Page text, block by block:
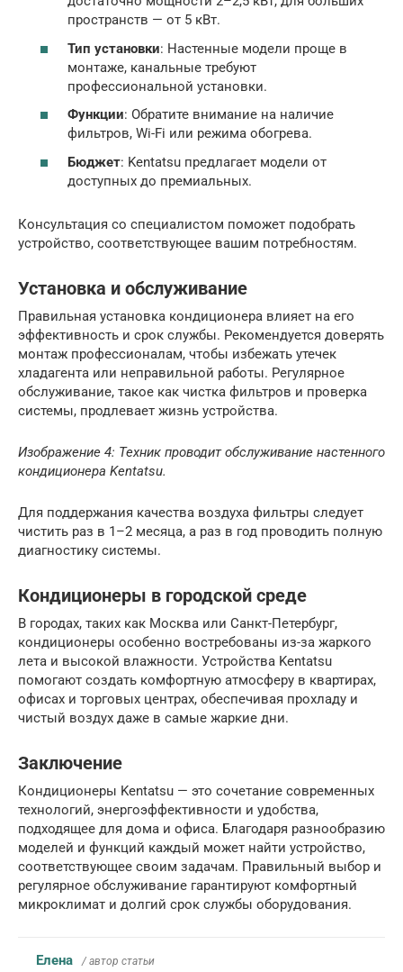
пространств — от 5 кВт.
Тип установки: Настенные модели проще в
монтаже, канальные требуют
профессиональной установки.
Функции: Обратите внимание на наличие
фильтров, Wi-Fi или режима обогрева.
Бюджет: Kentatsu предлагает модели от
доступных до премиальных.
Консультация со специалистом поможет подобрать
устройство, соответствующее вашим потребностям.
Установка и обслуживание
Правильная установка кондиционера влияет на его
эффективность и срок службы. Рекомендуется доверять
монтаж профессионалам, чтобы избежать утечек
хладагента или неправильной работы. Регулярное
обслуживание, такое как чистка фильтров и проверка
системы, продлевает жизнь устройства.
Изображение 4: Техник проводит обслуживание настенного
кондиционера Kentatsu.
Для поддержания качества воздуха фильтры следует
чистить раз в 1–2 месяца, а раз в год проводить полную
диагностику системы.
Кондиционеры в городской среде
В городах, таких как Москва или Санкт-Петербург,
кондиционеры особенно востребованы из-за жаркого
лета и высокой влажности. Устройства Kentatsu
помогают создать комфортную атмосферу в квартирах,
офисах и торговых центрах, обеспечивая прохладу и
чистый воздух даже в самые жаркие дни.
Заключение
Кондиционеры Kentatsu — это сочетание современных
технологий, энергоэффективности и удобства,
подходящее для дома и офиса. Благодаря разнообразию
моделей и функций каждый может найти устройство,
соответствующее своим задачам. Правильный выбор и
регулярное обслуживание гарантируют комфортный
микроклимат и долгий срок службы оборудования.
Елена / автор статьи